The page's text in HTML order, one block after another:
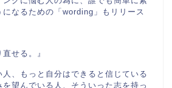
なるための「wording」もリリース
直せる。』
、もっと自分はできると信じている
を望んでいる人、そういった志を持っ